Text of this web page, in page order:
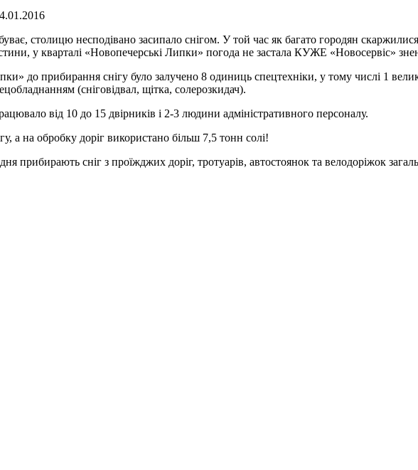
столицю несподівано засипало снігом. У той час як багато городян скаржилися
у кварталі «Новопечерські Липки» погода не застала КУЖЕ «Новосервіс»
до прибирання снігу було залучено 8 одиниць спецтехніки, у тому числі 1
(сніговідвал, щітка, солерозкидач).
від 10 до 15 двірників і 2-3 людини адміністративного персоналу.
а на обробку доріг використано більш 7,5 тонн солі!
прибирають сніг з проїжджих доріг, тротуарів, автостоянок та велодоріжок